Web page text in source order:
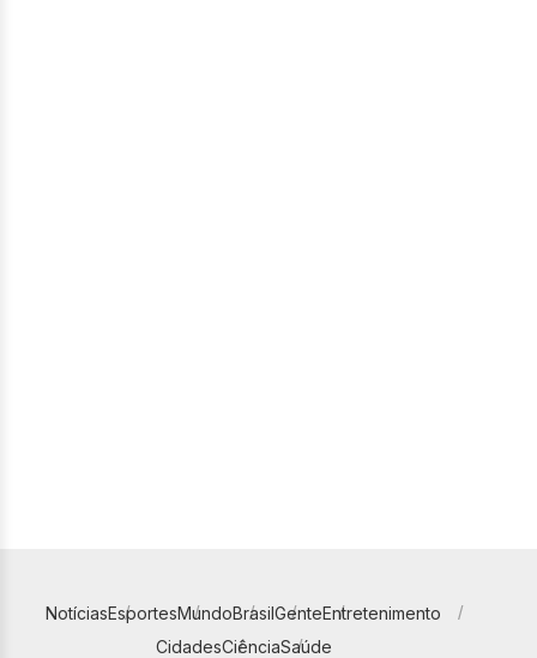
NotíciasEsportesMundoBrasilGenteEntretenimento
CidadesCiênciaSaúde